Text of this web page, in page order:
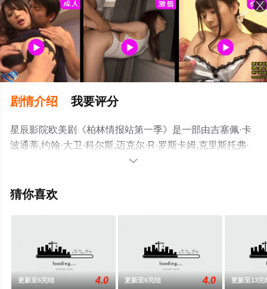
剧情介绍 我要评分
星辰影院欧美剧《柏林情报站第一季》是一部由吉塞佩·卡
波通蒂,约翰·大卫·科尔斯,迈克尔·R·罗斯卡姆,克里斯托弗·
史瑞弗,乔舒亚·马斯顿导演执导，理查德·阿米蒂奇,理查德·
富田谭玲,米娜·唐德,卡罗琳·古多尔,迈克尔·保罗·陈等明星
情网等平台了解。

猜你喜欢
更新至6完结 4.0 更新至6完结 4.0 更新至13完